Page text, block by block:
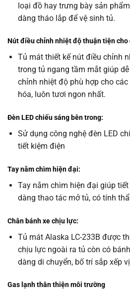
loại đồ hay trưng bày sản
dàng tháo lắp để vệ sinh tủ.
Nút điều chỉnh nhiệt độ thuận tiện cho
Tủ mát thiết kế nút điều chỉnh
trong tủ ngang tầm mắt giúp
chỉnh nhiệt độ phù hợp cho
hóa, luôn tươi ngon nhất.
Đèn LED chiếu sáng bên trong:
Sử dụng công nghệ đèn LED
tiết kiệm điện
Tay nắm chìm hiện đại:
Tay nắm chìm hiện đại giúp
dàng thao tác mở tủ, có tính
Chân bánh xe chịu lực:
Tủ mát Alaska LC-233B được
chịu lực ngoài ra tủ còn có
dàng di chuyển, bố trí sắp xếp
Gas lạnh thân thiện môi trường